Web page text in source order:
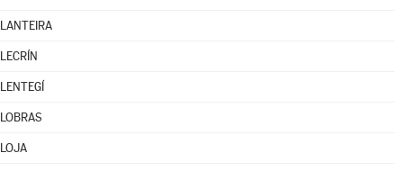
LANTEIRA
LECRÍN
LENTEGÍ
LOBRAS
LOJA